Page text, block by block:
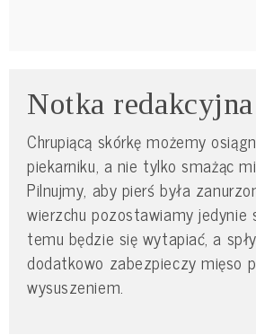
Notka redakcyjna
Chrupiącą skórkę możemy
piekarniku, a nie tylko smażąc
Pilnujmy, aby pierś była
wierzchu pozostawiamy jedynie
temu będzie się wytapiać, a
dodatkowo zabezpieczy mięso
wysuszeniem.